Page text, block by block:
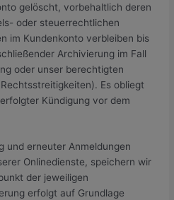
gelöscht, vorbehaltlich deren
oder steuerrechtlichen
im Kundenkonto verbleiben bis
Archivierung im Fall
oder unser berechtigten
Es obliegt
Kündigung vor dem
und erneuter Anmeldungen
Onlinedienste, speichern wir
der jeweiligen
erfolgt auf Grundlage